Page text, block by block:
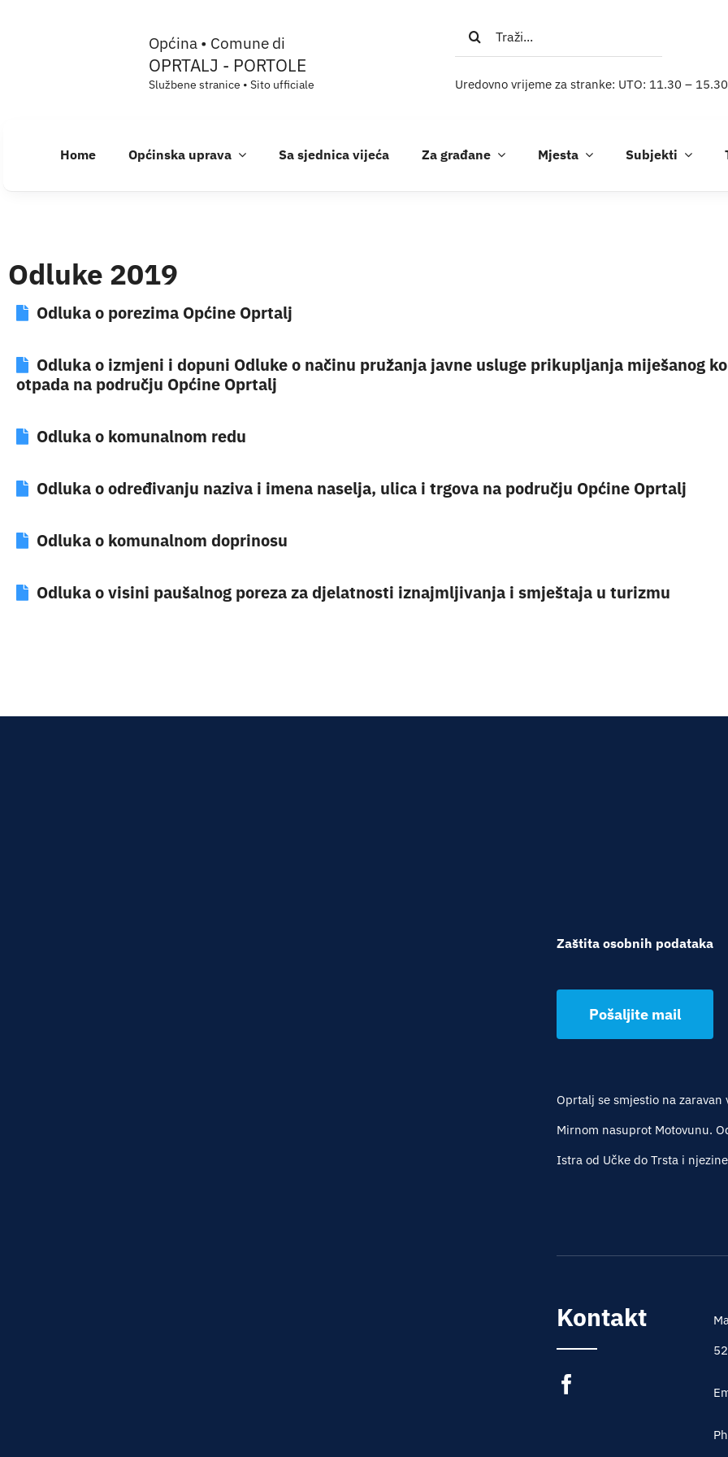
Općina • Comune di
OPRTALJ - PORTOLE
Službene stranice • Sito ufficiale
Traži...
Uredovno vrijeme za stranke: UTO: 11.30 –
Home Općinska uprava Sa sjednica vijeća Za građane Mjesta Subjekti
Odluke 2019
Odluka o porezima Općine Oprtalj
Odluka o izmjeni i dopuni Odluke o načinu pružanja javne usluge prikupljanja miješanog
otpada na području Općine Oprtalj
Odluka o komunalnom redu
Odluka o određivanju naziva i imena naselja, ulica i trgova na području Općine Oprtalj
Odluka o komunalnom doprinosu
Odluka o visini paušalnog poreza za djelatnosti iznajmljivanja i smještaja u turizmu
Zaštita osobnih podataka
Pošaljite mail
Oprtalj se smjestio na zaravan
Mirnom nasuprot Motovunu.
Istra od Učke do Trsta i
Kontakt